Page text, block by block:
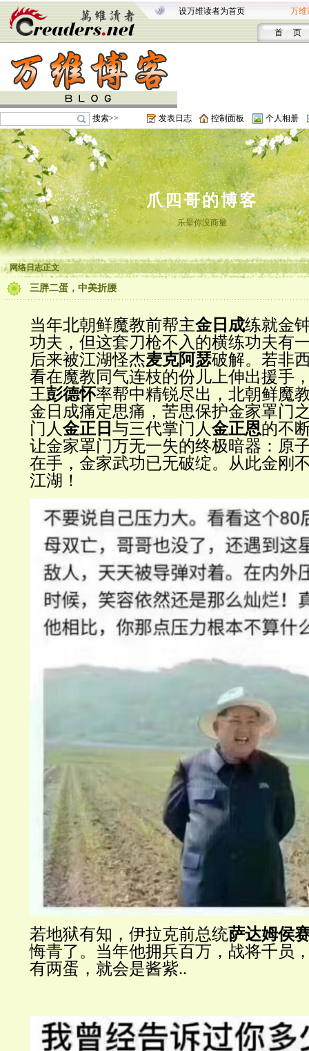
设万维读者为首页 万维
首 页
搜索>> 发表日志 控制面板 个人相册
爪四哥的博客
乐晕你没商量
网络日志正文
三胖二蛋，中美折腰
当年北朝鲜魔教前帮主金日成练就金
功夫，但这套刀枪不入的横练功夫有
后来被江湖怪杰麦克阿瑟破解。若非
看在魔教同气连枝的份儿上伸出援手
王彭德怀率帮中精锐尽出，北朝鲜魔
金日成痛定思痛，苦思保护金家罩门
门人金正日 与三代掌门人金正恩的不
让金家罩门万无一失的终极暗器：原
在手，金家武功已无破绽。从此金刚
江湖！
若地狱有知，伊拉克前总统萨达姆侯
悔青了。当年他拥兵百万，战将千员
有两蛋，就会是酱紫..